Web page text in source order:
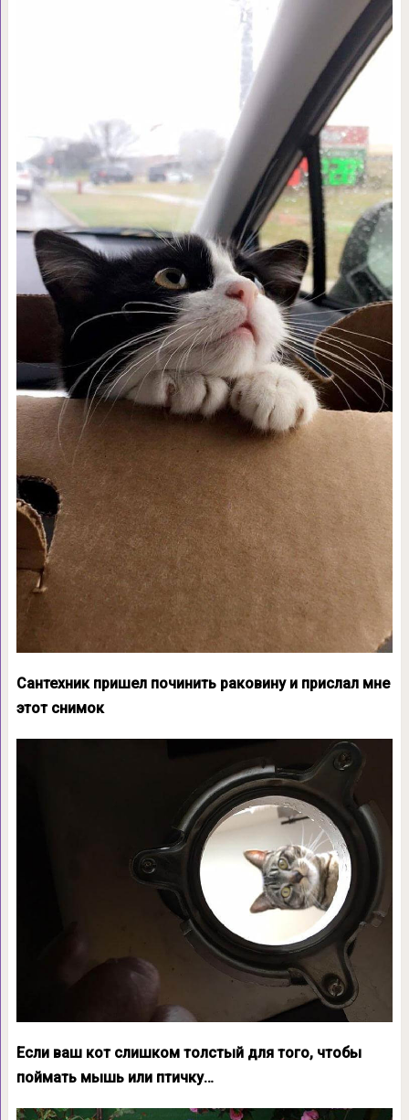
Сантехник пришел починить раковину и прислал мне
этот снимок
Если ваш кот слишком толстый для того, чтобы
поймать мышь или птичку…